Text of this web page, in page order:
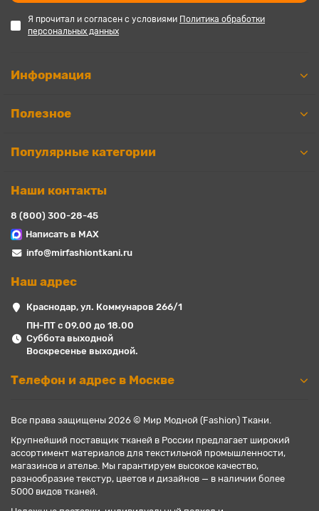
Я прочитал и согласен с условиями Политика обработки
персональных данных
Информация
Полезное
Популярные категории
Наши контакты
8 (800) 300-28-45
Написать в MAX
info@mirfashiontkani.ru
Наш адрес
Краснодар, ул. Коммунаров 266/1
ПН-ПТ с 09.00 до 18.00
Суббота выходной
Воскресенье выходной.
Телефон и адрес в Москве
Все права защищены 2026 © Мир Модной (Fashion) Ткани.
Крупнейший поставщик тканей в России предлагает широкий
ассортимент материалов для текстильной промышленности,
магазинов и ателье. Мы гарантируем высокое качество,
разнообразие текстур, цветов и дизайнов — в наличии более
5000 видов тканей.